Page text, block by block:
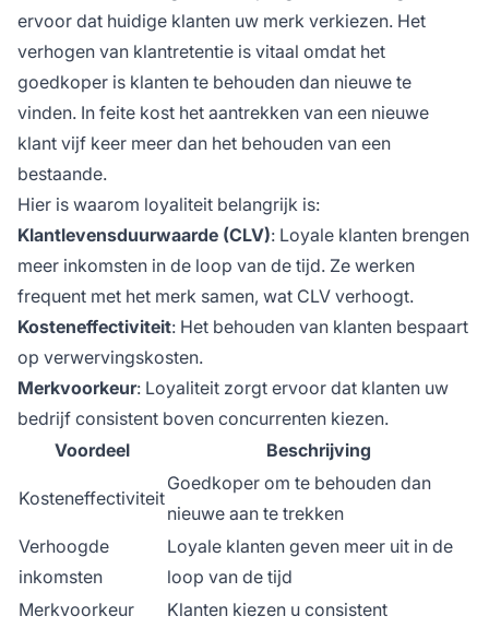
ervoor dat huidige klanten uw merk verkiezen. Het
verhogen van klantretentie is vitaal omdat het
goedkoper is klanten te behouden dan nieuwe te
vinden. In feite kost het aantrekken van een nieuwe
klant vijf keer meer dan het behouden van een
bestaande.
Hier is waarom loyaliteit belangrijk is:
Klantlevensduurwaarde (CLV): Loyale klanten brengen
meer inkomsten in de loop van de tijd. Ze werken
frequent met het merk samen, wat CLV verhoogt.
Kosteneffectiviteit: Het behouden van klanten bespaart
op verwervingskosten.
Merkvoorkeur: Loyaliteit zorgt ervoor dat klanten uw
bedrijf consistent boven concurrenten kiezen.
Voordeel
Beschrijving
Kosteneffectiviteit
Goedkoper om te behouden dan
nieuwe aan te trekken
Verhoogde
inkomsten
Loyale klanten geven meer uit in de
loop van de tijd
Merkvoorkeur
Klanten kiezen u consistent